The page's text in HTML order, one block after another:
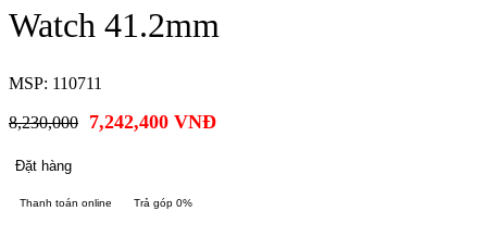
Watch 41.2mm
MSP: 110711
8,230,000 7,242,400 VNĐ
Đặt hàng
Thanh toán online Trả góp 0%